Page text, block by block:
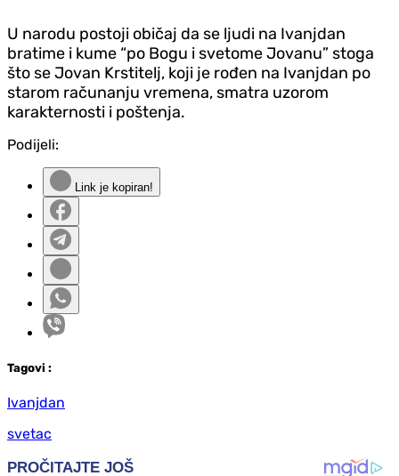
U narodu postoji običaj da se ljudi na Ivanjdan
bratime i kume “po Bogu i svetome Jovanu” stoga
što se Jovan Krstitelj, koji je rođen na Ivanjdan po
starom računanju vremena, smatra uzorom
karakternosti i poštenja.
Podijeli:
Link je kopiran!
Tagovi :
Ivanjdan
svetac